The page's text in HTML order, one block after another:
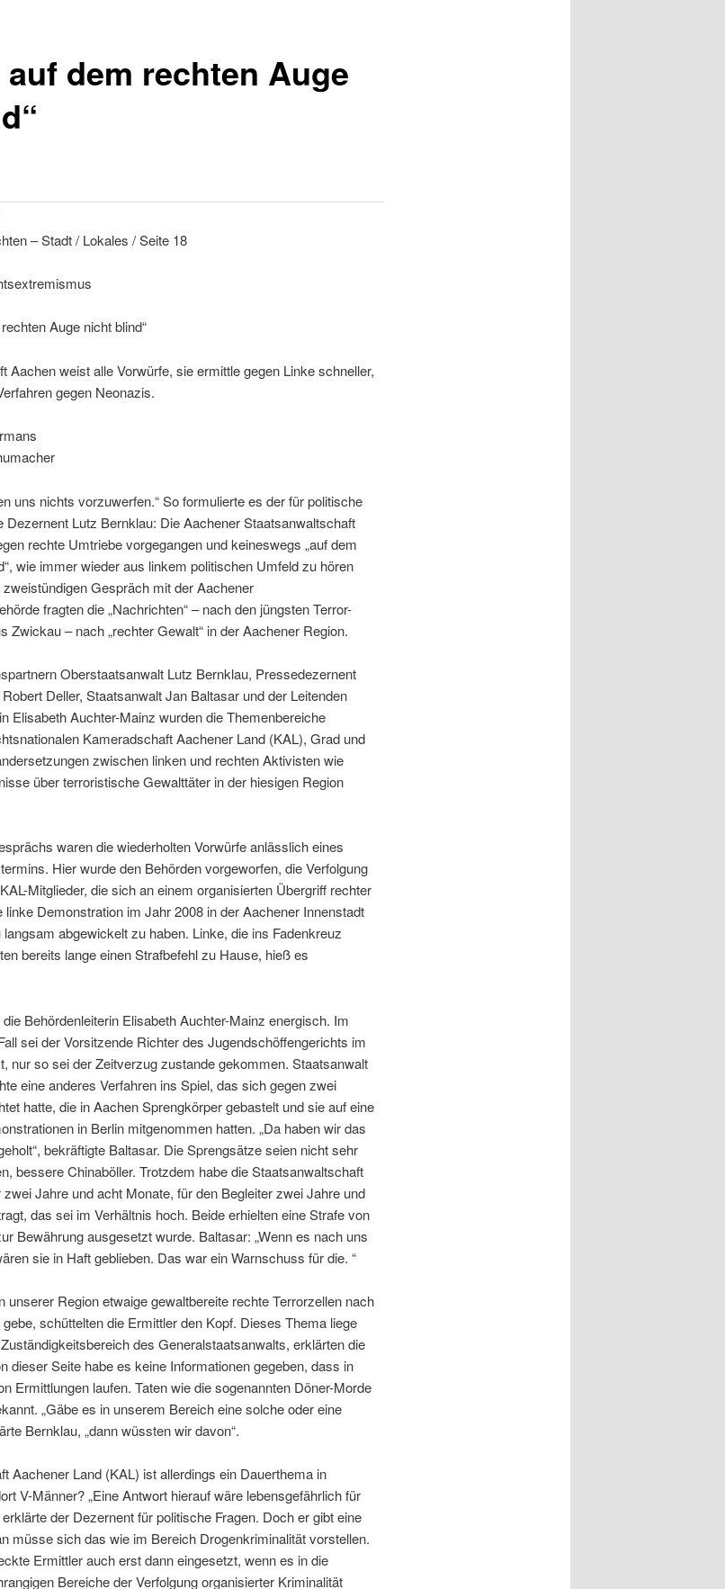
dem rechten Auge
– Stadt / Lokales / Seite 18
Auge nicht blind“
Aachen weist alle Vorwürfe, sie ermittle gegen Linke schneller,
gegen Neonazis.
uns nichts vorzuwerfen.“ So formulierte es der für politische
Dezernent Lutz Bernklau: Die Aachener Staatsanwaltschaft
rechte Umtriebe vorgegangen und keineswegs „auf dem
wie immer wieder aus linkem politischen Umfeld zu hören
Gespräch mit der Aachener
fragten die „Nachrichten“ – nach den jüngsten Terror-
Zwickau – nach „rechter Gewalt“ in der Aachener Region.
Oberstaatsanwalt Lutz Bernklau, Pressedezernent
Deller, Staatsanwalt Jan Baltasar und der Leitenden
Elisabeth Auchter-Mainz wurden die Themenbereiche
Kameradschaft Aachener Land (KAL), Grad und
zwischen linken und rechten Aktivisten wie
über terroristische Gewalttäter in der hiesigen Region
waren die wiederholten Vorwürfe anlässlich eines
Hier wurde den Behörden vorgeworfen, die Verfolgung
Mitglieder, die sich an einem organisierten Übergriff rechter
linke Demonstration im Jahr 2008 in der Aachener Innenstadt
abgewickelt zu haben. Linke, die ins Fadenkreuz
bereits lange einen Strafbefehl zu Hause, hieß es
Behördenleiterin Elisabeth Auchter-Mainz energisch. Im
sei der Vorsitzende Richter des Jugendschöffengerichts im
nur so sei der Zeitverzug zustande gekommen. Staatsanwalt
eine anderes Verfahren ins Spiel, das sich gegen zwei
hatte, die in Aachen Sprengkörper gebastelt und sie auf eine
in Berlin mitgenommen hatten. „Da haben wir das
bekräftigte Baltasar. Die Sprengsätze seien nicht sehr
bessere Chinaböller. Trotzdem habe die Staatsanwaltschaft
Jahre und acht Monate, für den Begleiter zwei Jahre und
das sei im Verhältnis hoch. Beide erhielten eine Strafe von
Bewährung ausgesetzt wurde. Baltasar: „Wenn es nach uns
sie in Haft geblieben. Das war ein Warnschuss für die. “
unserer Region etwaige gewaltbereite rechte Terrorzellen nach
schüttelten die Ermittler den Kopf. Dieses Thema liege
des Generalstaatsanwalts, erklärten die
dieser Seite habe es keine Informationen gegeben, dass in
Ermittlungen laufen. Taten wie die sogenannten Döner-Morde
„Gäbe es in unserem Bereich eine solche oder eine
Bernklau, „dann wüssten wir davon“.
Aachener Land (KAL) ist allerdings ein Dauerthema in
V-Männer? „Eine Antwort hierauf wäre lebensgefährlich für
der Dezernent für politische Fragen. Doch er gibt eine
müsse sich das wie im Bereich Drogenkriminalität vorstellen.
Ermittler auch erst dann eingesetzt, wenn es in die
Bereiche der Verfolgung organisierter Kriminalität